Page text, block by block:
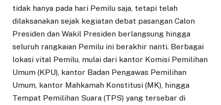
tidak hanya pada hari Pemilu saja, tetapi telah
dilaksanakan sejak kegiatan debat pasangan Calon
Presiden dan Wakil Presiden berlangsung hingga
seluruh rangkaian Pemilu ini berakhir nanti. Berbagai
lokasi vital Pemilu, mulai dari kantor Komisi Pemilihan
Umum (KPU), kantor Badan Pengawas Pemilihan
Umum, kantor Mahkamah Konstitusi (MK), hingga
Tempat Pemilihan Suara (TPS) yang tersebar di